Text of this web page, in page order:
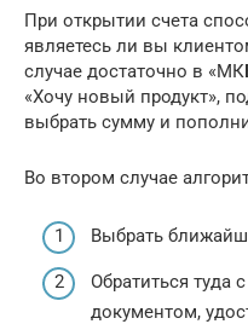
При открытии счета
являетесь ли вы
случае достаточно в
«Хочу новый продукт»,
выбрать сумму и
Во втором случае
Выбрать
Обратиться туда
документом,